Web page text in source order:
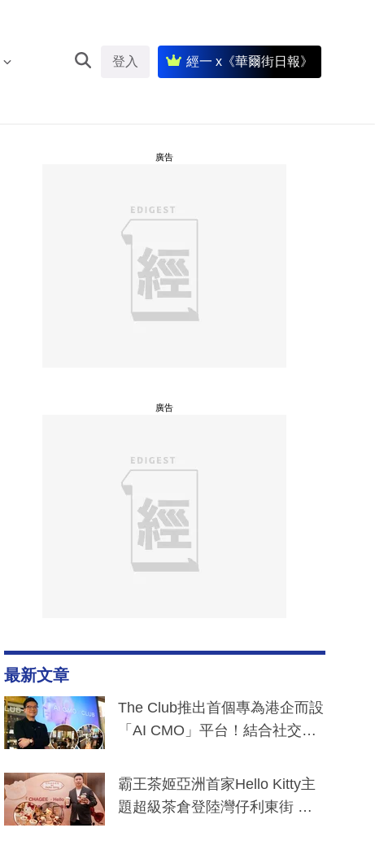
登入 經一 x《華爾街日報》
廣告
廣告
最新文章
The Club推出首個專為港企而設
「AI CMO」平台！結合社交聆
分鐘生成「貼地」宣傳短片
霸王茶姬亞洲首家Hello Kitty主
題超級茶倉登陸灣仔利東街 推